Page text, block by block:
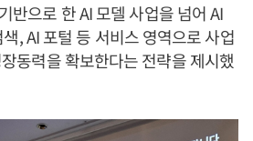
반으로 한 AI 모델 사업을 넘어 AI
, AI 포털 등 서비스 영역으로 사업
동력을 확보한다는 전략을 제시했